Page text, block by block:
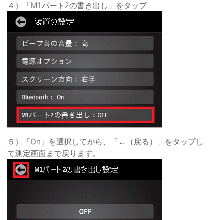
４）「M1パート2の書き出し」をタップ
５）「On」を選択してから、「←（戻る）」をタップし
て測定画面まで戻ります。